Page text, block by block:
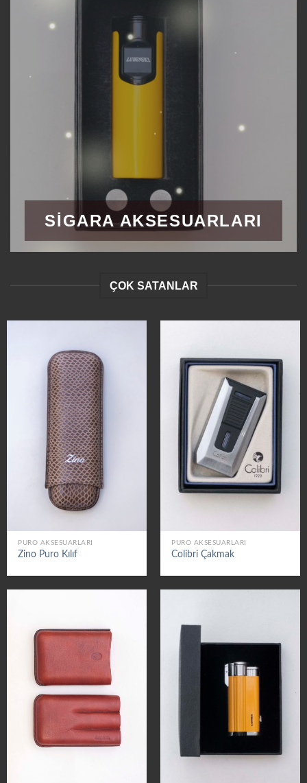
SIGARA AKSESUARLARI
ÇOK SATANLAR
PURO AKSESUARLARI
Zino Puro Kılıf
PURO AKSESUARLARI
Colibri Çakmak